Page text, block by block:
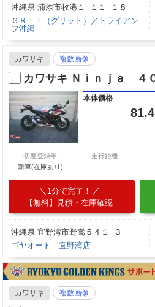
沖縄県 浦添市牧港１−１１−１８
ＧＲＩＴ（グリット）／トライアン
フ沖縄
カワサキ 複数画像
カワサキ Ｎｉｎｊａ ４
本体価格
81.4
初度登録年
新車(在庫あり)
走行距離
―
1分で完了！
【無料】見積・在庫確認
沖縄県 宜野湾市野嵩５４１−３
ゴヤオート 宜野湾店
カワサキ 複数画像